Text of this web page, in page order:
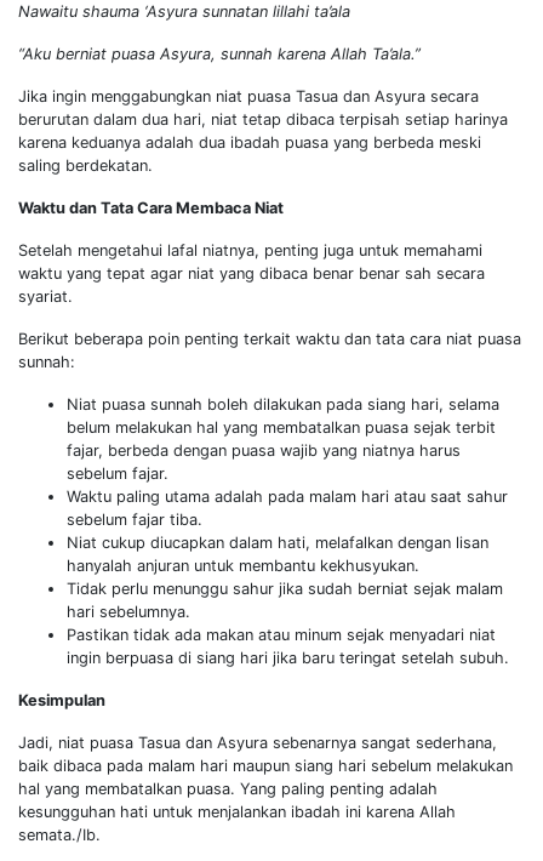
Nawaitu shauma ‘Asyura sunnatan lillahi ta’ala
“Aku berniat puasa Asyura, sunnah karena Allah Ta’ala.”
Jika ingin menggabungkan niat puasa Tasua dan Asyura secara
berurutan dalam dua hari, niat tetap dibaca terpisah setiap harinya
karena keduanya adalah dua ibadah puasa yang berbeda meski
saling berdekatan.
Waktu dan Tata Cara Membaca Niat
Setelah mengetahui lafal niatnya, penting juga untuk memahami
waktu yang tepat agar niat yang dibaca benar benar sah secara
syariat.
Berikut beberapa poin penting terkait waktu dan tata cara niat puasa
sunnah:
Niat puasa sunnah boleh dilakukan pada siang hari, selama
belum melakukan hal yang membatalkan puasa sejak terbit
fajar, berbeda dengan puasa wajib yang niatnya harus
sebelum fajar.
Waktu paling utama adalah pada malam hari atau saat sahur
sebelum fajar tiba.
Niat cukup diucapkan dalam hati, melafalkan dengan lisan
hanyalah anjuran untuk membantu kekhusyukan.
Tidak perlu menunggu sahur jika sudah berniat sejak malam
hari sebelumnya.
Pastikan tidak ada makan atau minum sejak menyadari niat
ingin berpuasa di siang hari jika baru teringat setelah subuh.
Kesimpulan
Jadi, niat puasa Tasua dan Asyura sebenarnya sangat sederhana,
baik dibaca pada malam hari maupun siang hari sebelum melakukan
hal yang membatalkan puasa. Yang paling penting adalah
kesungguhan hati untuk menjalankan ibadah ini karena Allah
semata./Ib.